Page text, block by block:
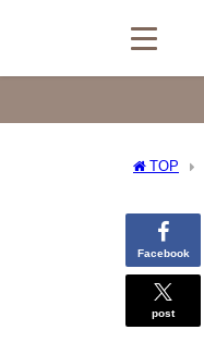
TOP
Facebook
post